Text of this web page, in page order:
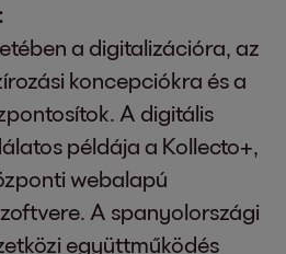
a digitalizációra, az
koncepciókra és a
A digitális
példája a Kollecto+,
webalapú
A spanyolországi
együttműködés